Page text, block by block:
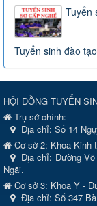
Tuyển
Tuyển sinh đào
HỘI ĐỒNG TUYỂN
Trụ sở chính:
Địa chỉ: Số 14
Cơ sở 2: Khoa Kinh
Địa chỉ: Đường Võ
Ngãi.
Cơ sở 3: Khoa Y -
Địa chỉ: Số 347